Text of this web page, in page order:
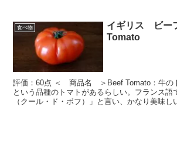
食べ物
イギリス ビー
Tomato
評価：60点 ＜ 商品名 ＞Beef Tomato：牛の
という品種のトマトがあるらしい。フランス語
（クール・ド・ボフ）」と言い、かなり美味し